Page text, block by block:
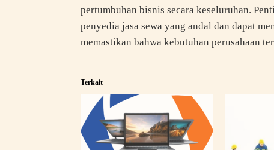
pertumbuhan bisnis secara keseluruhan.
penyedia jasa sewa yang andal dan dapat
memastikan bahwa kebutuhan perusahaan
Terkait